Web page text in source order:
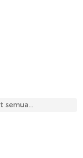
semua...